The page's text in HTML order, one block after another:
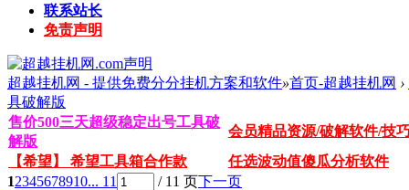
联系站长
免责声明
超越挂机网 - 提供免费分分挂机方案和软件»首页-超越挂机网 ›
具破解版
售价500三天超级稳定出号工具破
解版
会员精品资源/破解软件/技
【希望】 希望工具箱合作款
任选波动值傻瓜分析软件
12345678910... 11 / 11 页下一页